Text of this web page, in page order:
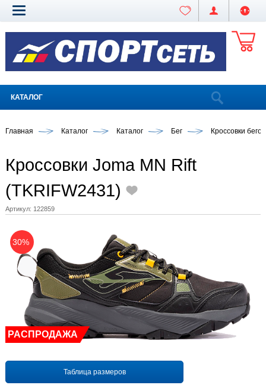
КАТАЛОГ
Главная Каталог Каталог Бег Кроссовки
Кроссовки Joma MN Rift
(TKRIFW2431)
Артикул: 122859
30%
РАСПРОДАЖА
Таблица размеров